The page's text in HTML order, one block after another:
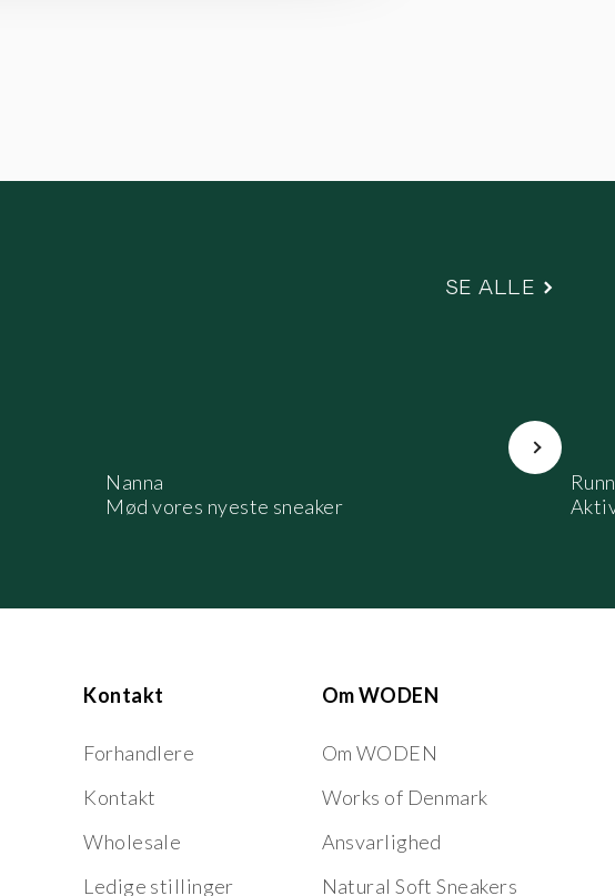
SE ALLE
Nanna
Mød vores nyeste sneaker
Næste
Kontakt
Forhandlere
Kontakt
Wholesale
Ledige stillinger
Om WODEN
Om WODEN
Works of Denmark
Ansvarlighed
Natural Soft Sneakers